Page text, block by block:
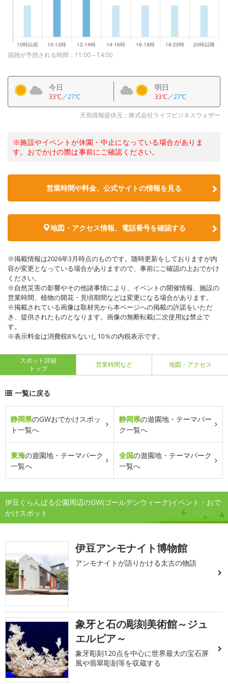
混雑が予想される時間：11:00～14:00
今日
33℃／27℃
明日
33℃／27℃
天気情報提供元：株式会社ライフビジネスウェザー
※施設やイベントが休園・中止になっている場合がありま
す。おでかけの際は事前にご確認ください。
営業時間や料金、公式サイトの情報を見る
地図・アクセス情報、電話番号を確認する
※掲載情報は2026年3月時点のものです。随時更新をしておりますが内
容が変更となっている場合がありますので、事前にご確認の上おでかけ
ください。
※自然災害の影響やその他諸事情により、イベントの開催情報、施設の
営業時間、植物の開花・見頃期間などは変更になる場合があります。
※掲載されている画像は取材先から本ページへの掲載の許諾をいただ
き、提供されたものとなります。画像の無断転載(二次使用)は禁止で
す。
※表示料金は消費税8％ないし10％の内税表示です。
スポット詳細
トップ
営業時間など 地図・アクセス
一覧に戻る
静岡県のGWおでかけスポッ
ト一覧へ
静岡県の遊園地・テーマパー
ク一覧へ
東海の遊園地・テーマパーク
一覧へ
全国の遊園地・テーマパーク
一覧へ
伊豆ぐらんぱる公園周辺のGW(ゴールデンウィーク)イベント・おで
かけスポット
伊豆アンモナイト博物館
アンモナイトが語りかける太古の物語
象牙と石の彫刻美術館～ジュ
エルピア～
象牙彫刻120点を中心に世界最大の宝石屏
風や翡翠彫刻等を収蔵する